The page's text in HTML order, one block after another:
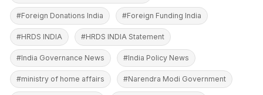
#Foreign Donations India #Foreign Funding India
#HRDS INDIA #HRDS INDIA Statement
#India Governance News #India Policy News
#ministry of home affairs #Narendra Modi Government